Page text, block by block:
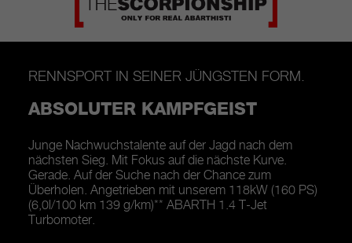
RENNSPORT IN SEINER JÜNGSTEN FORM.
ABSOLUTER KAMPFGEIST
Junge Nachwuchstalente auf der Jagd nach dem
nächsten Sieg. Mit Fokus auf die nächste Kurve.
Gerade. Auf der Suche nach der Chance zum
Überholen. Angetrieben mit unserem 118kW (160 PS)
(6,0l/100 km 139 g/km)** ABARTH 1.4 T-Jet
Turbomoter.